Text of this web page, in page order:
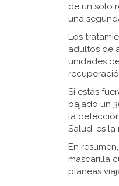
de un solo
una
Los
adultos de
unidades
Si estás
bajado un
la
Salud, es la
En
mascarilla
planeas